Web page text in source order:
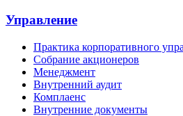
Управление
Практика корпоративного
Собрание акционеров
Менеджмент
Внутренний аудит
Комплаенс
Внутренние документы